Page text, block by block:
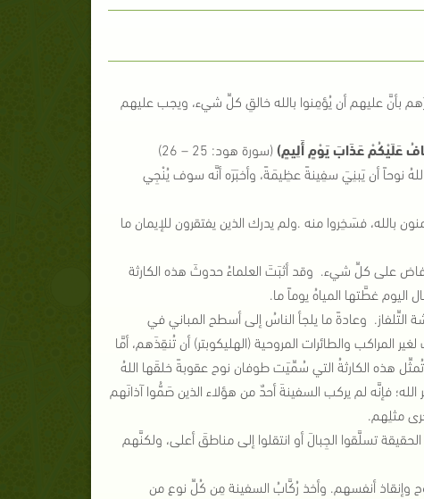
بأنَّ عليهم أن يُؤمِنوا بالله خالقِ كلِّ شيء، ويجب عليهم
عَلَيْكُمْ عَذَابَ يَوْمٍ أَلِيمٍ)(سورة هود: 25 – 26)
نوحاً أن يَبنِيَ سفِينةً عظِيمَةً، وأخبَرَه أنَّه سوف يُنْجِي
بالله، فسَخِروا منه .ولم يدرك الذين يفتقرون للإيمان ما
فاض على كلِّ شيء. وقد أثبَتَ العلماءُ حدوثَ هذه الكارثة
اليوم غطَّتها المياهُ يوماً ما.
وعادةً ما يلجأ الناسُ إلى أسطح المباني في
المراكب والطائرات المروحية (الهليكوبتر) أن تُنقِذَهم، أمَّا
هذه الكارثةُ التي سُمِّيَت طوفان نوح عقوبةً خلقَها اللهُ
فإنَّه لم يركب السفينةَ أحدٌ من هؤلاء الذين صَمُّوا آذانَهم
مثلِهم.
تسلَّقوا الجِبالَ أو انتقلوا إلى مناطقَ أعلى، ولكنَّهم
وإنقاذ أنفسهم. وأخذ رُكَّابُ السفينة مِن كُلِّ نوع من